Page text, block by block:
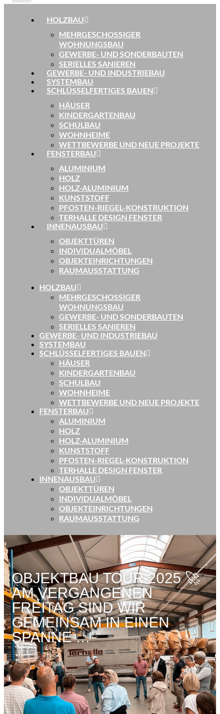
HOLZBAU
MEHRGESCHOSSIGER
WOHNUNGSBAU
GEWERBE- UND SONDERBAUTEN
SERIELLES SANIEREN
GEWERBE- UND INDUSTRIEBAU
SYSTEMBAU
SCHLÜSSELFERTIGES BAUEN
HÄUSER
KINDERGARTENBAU
SCHULBAU
WOHNHEIME
WETTBEWERBE UND NEUE PROJEKTE
FENSTERBAU
ALUMINIUM
HOLZ
HOLZ-ALUMINIUM
KUNSTSTOFF
PFOSTEN-RIEGEL-KONSTRUKTION
TERHALLE DESIGN FENSTER
INNENAUSBAU
OBJEKTTÜREN
INDIVIDUALMÖBEL
OBJEKTEINRICHTUNGEN
RAUMAUSSTATTUNG
HOLZBAU
MEHRGESCHOSSIGER
WOHNUNGSBAU
GEWERBE- UND SONDERBAUTEN
SERIELLES SANIEREN
GEWERBE- UND INDUSTRIEBAU
SYSTEMBAU
SCHLÜSSELFERTIGES BAUEN
HÄUSER
KINDERGARTENBAU
SCHULBAU
WOHNHEIME
WETTBEWERBE UND NEUE PROJEKTE
FENSTERBAU
ALUMINIUM
HOLZ
HOLZ-ALUMINIUM
KUNSTSTOFF
PFOSTEN-RIEGEL-KONSTRUKTION
TERHALLE DESIGN FENSTER
INNENAUSBAU
OBJEKTTÜREN
INDIVIDUALMÖBEL
OBJEKTEINRICHTUNGEN
RAUMAUSSTATTUNG
OBJEKTBAU TOUR 2025 🚀
AM VERGANGENEN
FREITAG SIND WIR
GEMEINSAM IN EINEN
SPANNE …